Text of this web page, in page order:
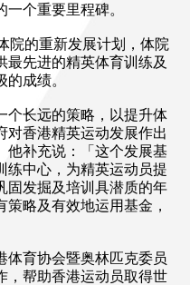
个重要里程碑。
院的重新发展计划，体院
最先进的精英体育训练及
成绩。
个长远的策略，以提升体
对香港精英运动发展作出
他补充说：「这个发展基
练中心，为精英运动员提
固发掘及培训具潜质的年
略及有效地运用基金，
体育协会暨奥林匹克委员
，帮助香港运动员取得世